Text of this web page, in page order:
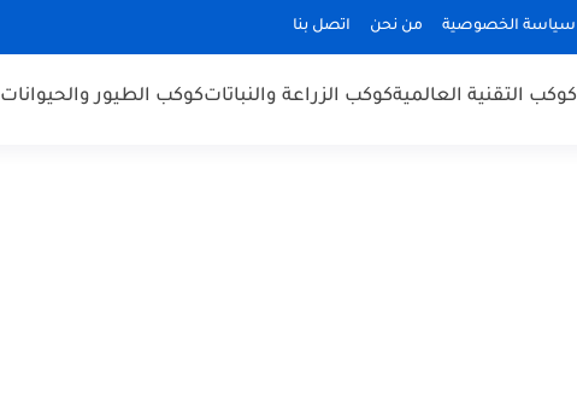
سياسة الخصوصية من نحن اتصل بنا
كوكب التقنية العالميةكوكب الزراعة والنباتاتكوكب الطيور والحيوانات